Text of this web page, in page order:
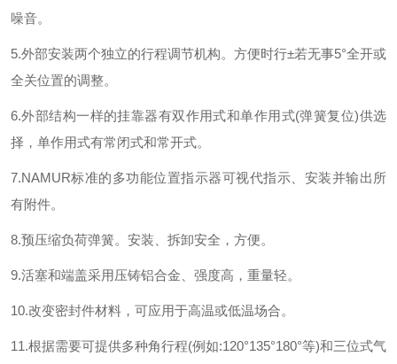
噪音。
5.外部安装两个独立的行程调节机构。方便时行±若无事5°全开或
全关位置的调整。
6.外部结构一样的挂靠器有双作用式和单作用式(弹簧复位)供选
择，单作用式有常闭式和常开式。
7.NAMUR标准的多功能位置指示器可视代指示、安装并输出所
有附件。
8.预压缩负荷弹簧。安装、拆卸安全，方便。
9.活塞和端盖采用压铸铝合金、强度高，重量轻。
10.改变密封件材料，可应用于高温或低温场合。
11.根据需要可提供多种角行程(例如:120°135°180°等)和三位式气